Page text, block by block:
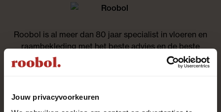
Jouw privacyvoorkeuren
Roobol is al meer dan 80 jaar specialist in vloeren en
raambekleding met het beste advies en de beste
service. Kom langs in één van de 28 winkels. Onze
enthousiaste adviseurs staan voor je klaar!
Altijd als eerste op de